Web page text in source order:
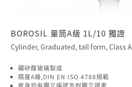
BOROSIL 量筒A級 1L/10 獨證
Cylinder, Graduated, tall form, Class A
硼矽酸玻璃製成
精度A級,DIN EN ISO 4788規範
瓶身均有獨立編號及附獨立證書